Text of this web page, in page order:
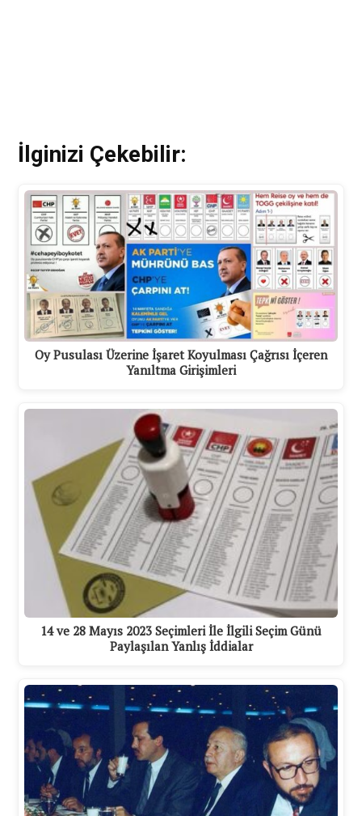
İlginizi Çekebilir:
Oy Pusulası Üzerine İşaret Koyulması Çağrısı İçeren
Yanıltma Girişimleri
14 ve 28 Mayıs 2023 Seçimleri İle İlgili Seçim Günü
Paylaşılan Yanlış İddialar